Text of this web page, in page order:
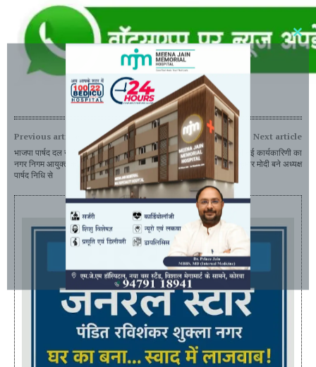
Previous article
भाजपा पार्षद दल ने नेता प्रतिपक्ष की अगुवाई में
नगर निगम आयुक्त को दिए 30 लाख रूपए
पार्षद निधि से
Next article
श्री श्याम मित्र मंडल की नई कार्यकारिणी का
गठन, राजकुमार मोदी बने अध्यक्ष
- Advertisement -